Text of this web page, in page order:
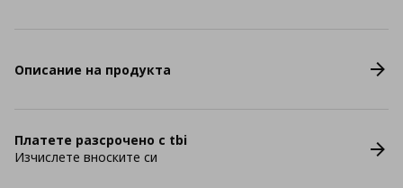
Описание на продукта
Платете разсрочено с tbi
Изчислете вноските си